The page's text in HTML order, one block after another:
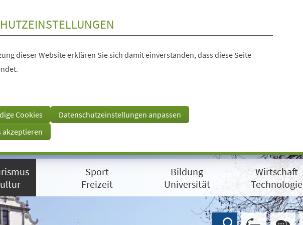
dieser Website erklären Sie sich damit einverstanden, dass diese Seite
Cookies
Datenschutzeinstellungen anpassen
akzeptieren
Sport
Freizeit
Bildung
Universität
Wirtschaft
Technologie